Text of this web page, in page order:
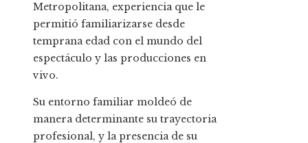
Metropolitana, experiencia que le
permitió familiarizarse desde
temprana edad con el mundo del
espectáculo y las producciones en
vivo.
Su entorno familiar moldeó de
manera determinante su trayectoria
profesional, y la presencia de su